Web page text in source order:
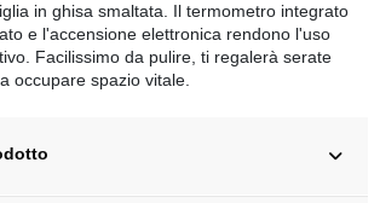
in ghisa smaltata. Il termometro integrato
e l'accensione elettronica rendono l'uso
Facilissimo da pulire, ti regalerà serate
occupare spazio vitale.